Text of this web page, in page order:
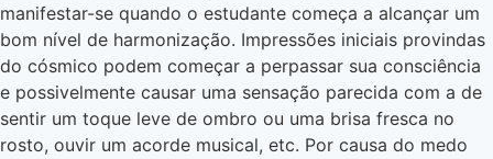
manifestar-se quando o estudante começa a alcançar um
bom nível de harmonização. Impressões iniciais provindas
do cósmico podem começar a perpassar sua consciência
e possivelmente causar uma sensação parecida com a de
sentir um toque leve de ombro ou uma brisa fresca no
rosto, ouvir um acorde musical, etc. Por causa do medo